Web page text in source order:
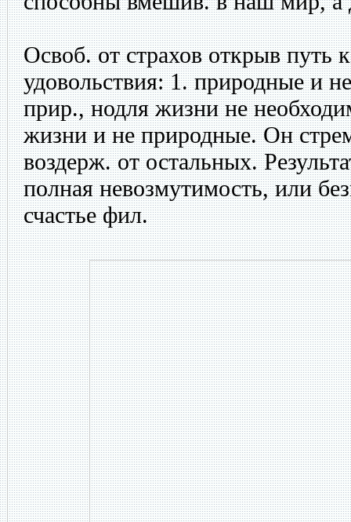
Освоб. от страхов открыв путь
удовольствия: 1. природные и
прир., нодля жизни не
жизни и не природные. Он
воздерж. от остальных.
полная невозмутимость, или
счастье фил.